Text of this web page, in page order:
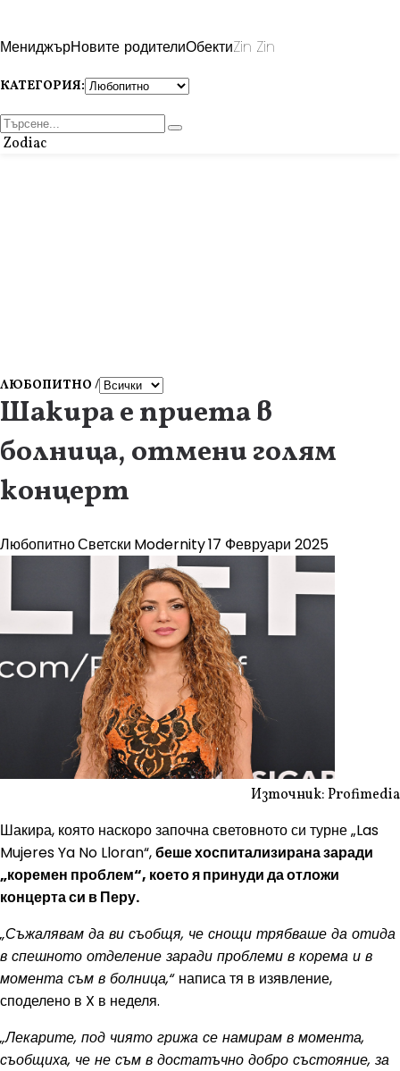
МениджърНовите родителиОбектиZin Zin
КАТЕГОРИЯ:
Zodiac
ЛЮБОПИТНО /
Шакира е приета в
болница, отмени голям
концерт
ЛюбопитноСветски Modernity17 Февруари 2025
Източник: Profimedia
Шакира, която наскоро започна световното си турне „Las
Mujeres Ya No Lloran“,беше хоспитализирана заради
„коремен проблем“, което я принуди да отложи
концерта си в Перу.
„Съжалявам да ви съобщя, че снощи трябваше да отида
в спешното отделение заради проблеми в корема и в
момента съм в болница,“ написа тя в изявление,
споделено в X в неделя.
„Лекарите, под чиято грижа се намирам в момента,
съобщиха, че не съм в достатъчно добро състояние, за